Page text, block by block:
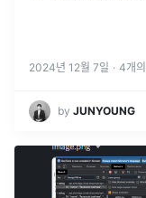
2024년 12월 7일 · 4개
by JUNYOUNG